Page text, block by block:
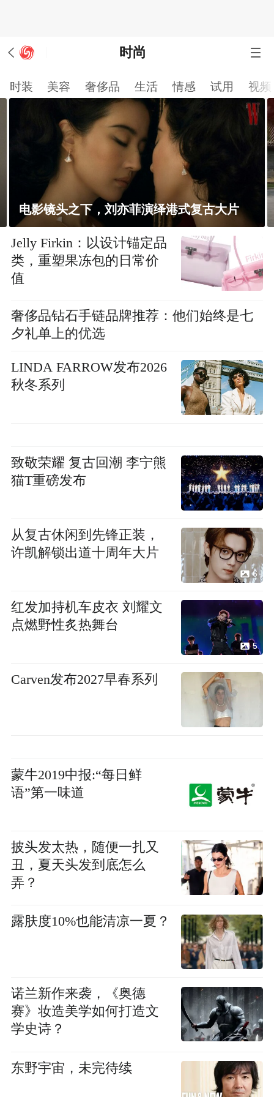
时尚
时装 美容 奢侈品 生活 情感 试用 视频
电影镜头之下，刘亦菲演绎港式复古大片
Jelly Firkin：以设计锚定品
类，重塑果冻包的日常价
值
奢侈品钻石手链品牌推荐：他们始终是七
夕礼单上的优选
LINDA FARROW发布2026
秋冬系列
致敬荣耀 复古回潮 李宁熊
猫T重磅发布
从复古休闲到先锋正装，
许凯解锁出道十周年大片
6
红发加持机车皮衣 刘耀文
点燃野性炙热舞台
5
Carven发布2027早春系列
蒙牛2019中报:“每日鲜
语”第一味道
披头发太热，随便一扎又
丑，夏天头发到底怎么
弄？
露肤度10%也能清凉一夏？
诺兰新作来袭，《奥德
赛》妆造美学如何打造文
学史诗？
东野宇宙，未完待续